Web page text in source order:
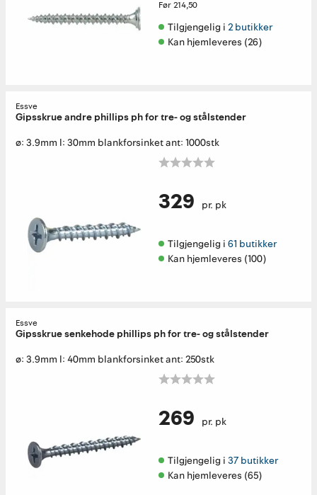
Før214,50
Tilgjengelig i 2 butikker
Kan hjemleveres (26)
Essve
Gipsskrue andre phillips ph for tre- og stålstender
ø: 3.9mm l: 30mm blankforsinket ant: 1000stk
329 pr. pk
Tilgjengelig i 61 butikker
Kan hjemleveres (100)
Essve
Gipsskrue senkehode phillips ph for tre- og stålstender
ø: 3.9mm l: 40mm blankforsinket ant: 250stk
269 pr. pk
Tilgjengelig i 37 butikker
Kan hjemleveres (65)